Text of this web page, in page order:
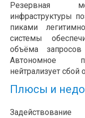
Резервная
инфраструктуры
пиками
системы
объёма
Автономное
нейтрализует
Плюсы и